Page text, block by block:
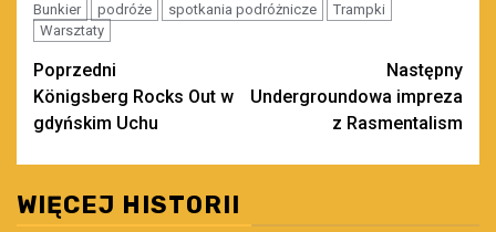
Bunkier
podróże spotkania podróżnicze
Trampki
Warsztaty
Zobacz
wpisy
Poprzedni
Königsberg Rocks Out w
gdyńskim Uchu
Następny
Undergroundowa impreza
z Rasmentalism
WIĘCEJ HISTORII